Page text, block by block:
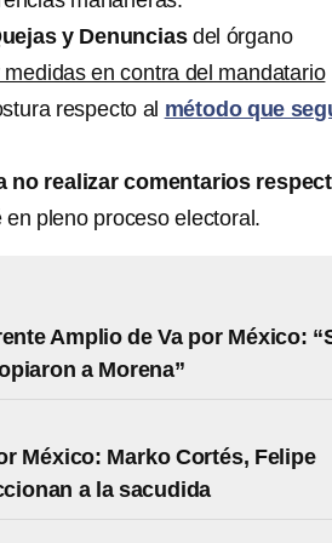
y Denunciasdel órgano
en contra del mandatario
respecto al método que
no realizar comentarios
pleno proceso electoral.
Amplio de Va por México:
a Morena”
México: Marko Cortés, Felipe
a la sacudida